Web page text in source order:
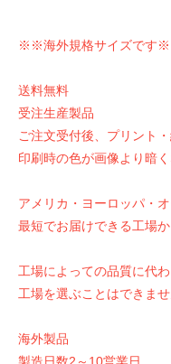
※※海外規格サイズです
送料無料
受注生産製品
ご注文受付後、プリント
印刷時の色が画像より暗
アメリカ・ヨーロッパ・
最短でお届けできる工場か
工場によっての品質に代わ
工場を選ぶことはできま
海外製品